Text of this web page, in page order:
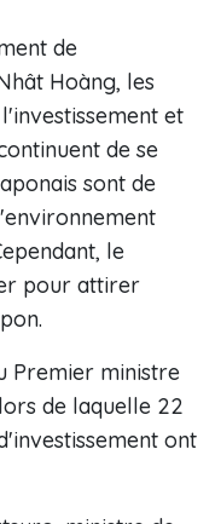
de
Hoàng, les
et
de se
sont de
le
pour attirer
Premier ministre
de laquelle​ 22
ont